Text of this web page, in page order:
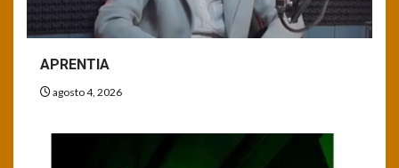
APRENTIA
agosto 4, 2026